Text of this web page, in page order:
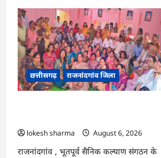
CG
:
बोरियाकला
हाउसिंग
बोर्ड
कॉलोनी
में
लिव-
इन
में
रह
मौत
छत्तीसगढ़ राजनांदगांव जिला
lokesh sharma
August 6, 2026
राजनांदगांव , भूतपूर्व सैनिक कल्याण संगठन के